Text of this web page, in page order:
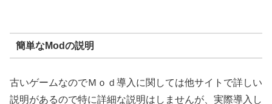
簡単なModの説明
古いゲームなのでＭｏｄ導入に関しては他サイトで詳しい
説明があるので特に詳細な説明はしませんが、実際導入し